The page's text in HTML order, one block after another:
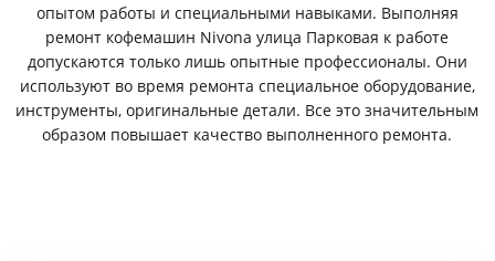
опытом работы и специальными навыками. Выполняя
ремонт кофемашин Nivona улица Парковая к работе
допускаются только лишь опытные профессионалы. Они
используют во время ремонта специальное оборудование,
инструменты, оригинальные детали. Все это значительным
образом повышает качество выполненного ремонта.